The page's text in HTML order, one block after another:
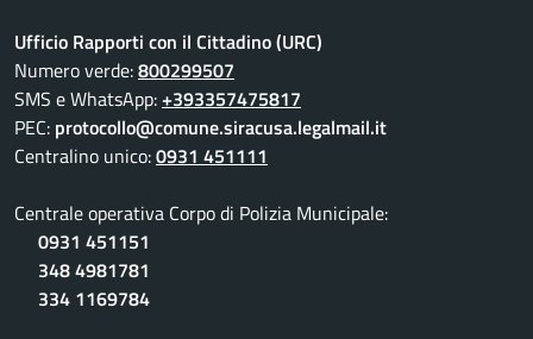
Ufficio Rapporti con il Cittadino (URC)
Numero verde:800299507
SMS e WhatsApp:+393357475817
PEC: protocollo@comune.siracusa.legalmail.it
Centralino unico:0931 451111
Centrale operativa Corpo di Polizia Municipale:
0931 451151
348 4981781
334 1169784